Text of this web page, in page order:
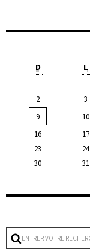
D L
2
3
9
10
16
17
23
24
30
31